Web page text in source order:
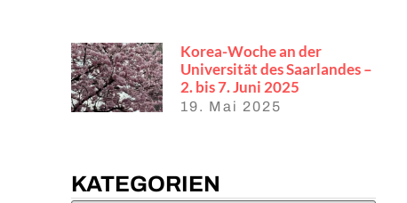
Korea-Woche an der
Universität des Saarlandes –
2. bis 7. Juni 2025
19. Mai 2025
KATEGORIEN